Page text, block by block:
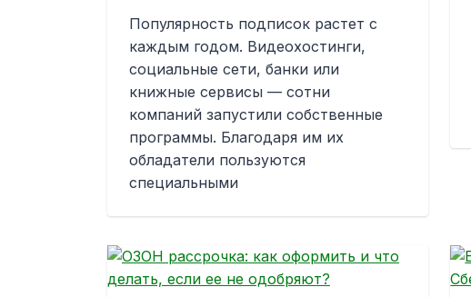
Популярность подписок растет с
каждым годом. Видеохостинги,
социальные сети, банки или
книжные сервисы — сотни
компаний запустили собственные
программы. Благодаря им их
обладатели пользуются
специальными